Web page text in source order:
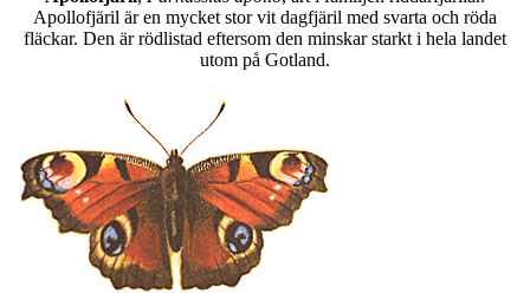
Apollofjäril är en mycket stor vit dagfjäril med svarta och röda
fläckar. Den är rödlistad eftersom den minskar starkt i hela landet
utom på Gotland.